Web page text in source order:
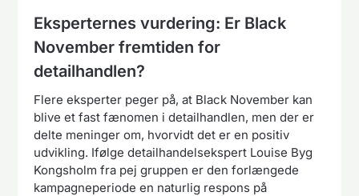
Eksperternes vurdering: Er Black
November fremtiden for
detailhandlen?
Flere eksperter peger på, at Black November kan
blive et fast fænomen i detailhandlen, men der er
delte meninger om, hvorvidt det er en positiv
udvikling. Ifølge detailhandelsekspert Louise Byg
Kongsholm fra pej gruppen er den forlængede
kampagneperiode en naturlig respons på